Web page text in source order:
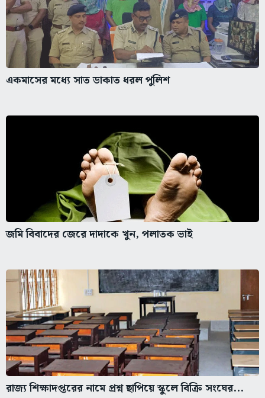
একমাসের মধ্যে সাত ডাকাত ধরল পুলিশ
জমি বিবাদের জেরে দাদাকে খুন, পলাতক ভাই
রাজ্য শিক্ষাদপ্তরের নামে প্রশ্ন ছাপিয়ে স্কুলে বিক্রি সংঘের...